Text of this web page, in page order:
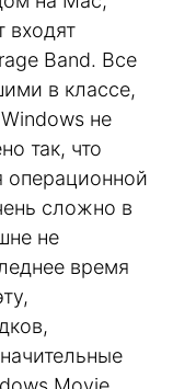
входят
Band. Все
в классе,
не
так, что
операционной
сложно в
не
время